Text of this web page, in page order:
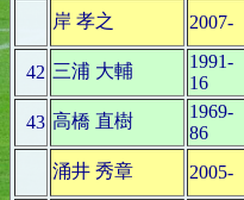
岸 孝之
2007-
42 三浦 大輔
1991-
16
43 高橋 直樹
1969-
86
涌井 秀章
2005-